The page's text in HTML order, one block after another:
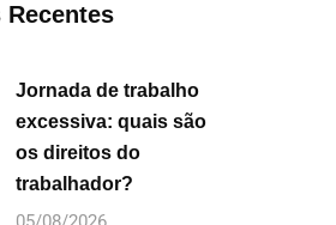
Jornada de trabalho
excessiva: quais são
os direitos do
trabalhador?